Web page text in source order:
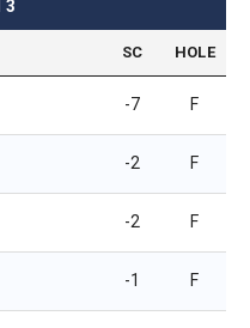
3
SC HOLE
-7 F
-2 F
-2 F
-1 F